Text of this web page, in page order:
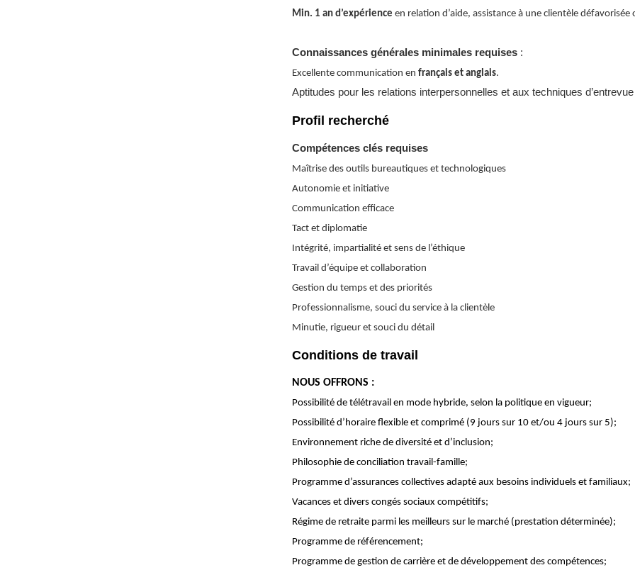
Min. 1 an d’expérience en relation d’aide, assistance à une clientèle
Connaissances générales minimales requises :
Excellente communication en français et anglais.
Aptitudes pour les relations interpersonnelles et aux techniques d’entrevue
Profil recherché
Compétences clés requises
Maîtrise des outils bureautiques et technologiques
Autonomie et initiative
Communication efficace
Tact et diplomatie
Intégrité, impartialité et sens de l’éthique
Travail d’équipe et collaboration
Gestion du temps et des priorités
Professionnalisme, souci du service à la clientèle
Minutie, rigueur et souci du détail
Conditions de travail
NOUS OFFRONS :
Possibilité de télétravail en mode hybride, selon la politique en vigueur;
Possibilité d’horaire flexible et comprimé (9 jours sur 10 et/ou 4 jours sur 5);
Environnement riche de diversité et d’inclusion;
Philosophie de conciliation travail-famille;
Programme d’assurances collectives adapté aux besoins individuels et familiaux;
Vacances et divers congés sociaux compétitifs;
Régime de retraite parmi les meilleurs sur le marché (prestation déterminée);
Programme de référencement;
Programme de gestion de carrière et de développement des compétences;